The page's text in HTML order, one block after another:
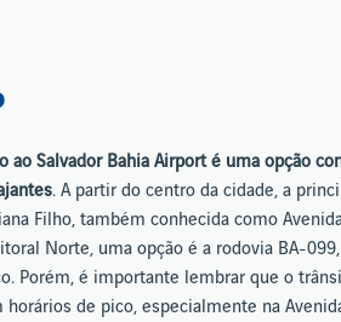
ao Salvador Bahia Airport é uma opção
. A partir do centro da cidade, a
Filho, também conhecida como
Norte, uma opção é a rodovia BA-
Porém, é importante lembrar que o
de pico, especialmente na